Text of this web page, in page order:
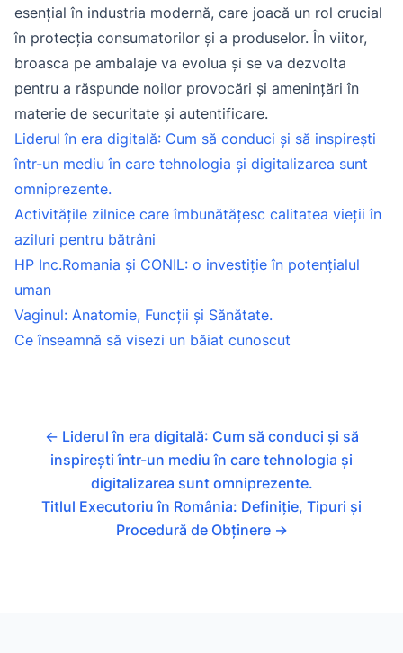
esențial în industria modernă, care joacă un rol crucial
în protecția consumatorilor și a produselor. În viitor,
broasca pe ambalaje va evolua și se va dezvolta
pentru a răspunde noilor provocări și amenințări în
materie de securitate și autentificare.
Liderul în era digitală: Cum să conduci și să inspirești
într-un mediu în care tehnologia și digitalizarea sunt
omniprezente.
Activitățile zilnice care îmbunătățesc calitatea vieții în
aziluri pentru bătrâni
HP Inc.Romania și CONIL: o investiție în potențialul
uman
Vaginul: Anatomie, Funcții și Sănătate.
Ce înseamnă să visezi un băiat cunoscut
← Liderul în era digitală: Cum să conduci și să
inspirești într-un mediu în care tehnologia și
digitalizarea sunt omniprezente.
Titlul Executoriu în România: Definiție, Tipuri și
Procedură de Obținere →